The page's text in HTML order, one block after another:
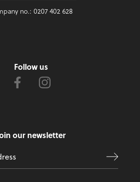
no.: 0207 402 628
Follow us
our newsletter